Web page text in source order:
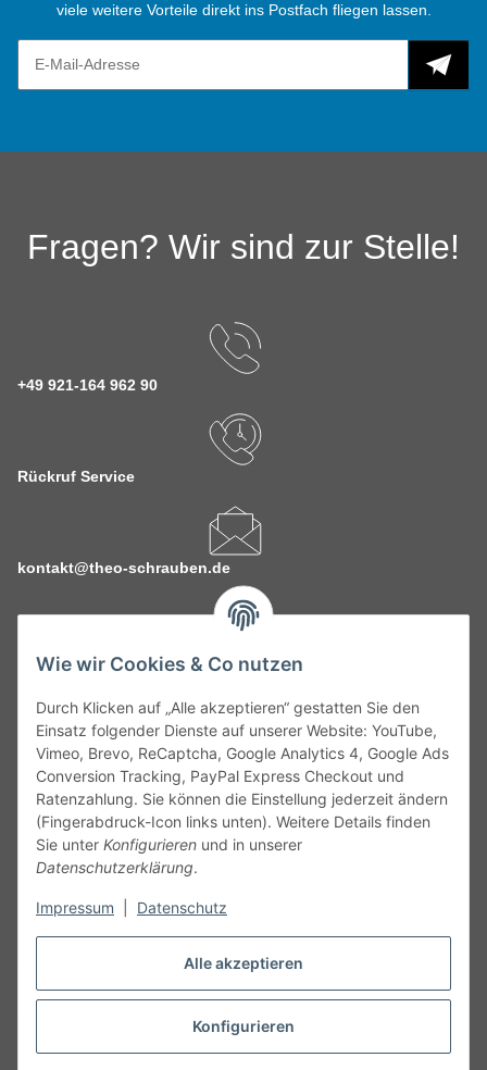
Alle akzeptieren
Konfigurieren
Wie wir Cookies & Co nutzen
Durch Klicken auf „Alle akzeptieren“ gestatten Sie den
Einsatz folgender Dienste auf unserer Website: YouTube,
Vimeo, Brevo, ReCaptcha, Google Analytics 4, Google Ads
Conversion Tracking, PayPal Express Checkout und
Ratenzahlung. Sie können die Einstellung jederzeit ändern
(Fingerabdruck-Icon links unten). Weitere Details finden
Sie unter Konfigurieren und in unserer
Datenschutzerklärung.
Impressum Datenschutz
viele weitere Vorteile direkt ins Postfach fliegen lassen.
Fragen? Wir sind zur Stelle!
+49 921-164 962 90
Rückruf Service
kontakt@theo-schrauben.de
Service
Gesetzliche Informationen
Alle technischen Angaben ohne Gewähr. Irrtümer und fehlerhafte
Angaben vorbehalten. Wenn Sie Datenblätter oder spezielle
unseren Kundenservice. Abbildungen der Artikel können
Vertrag widerrufen